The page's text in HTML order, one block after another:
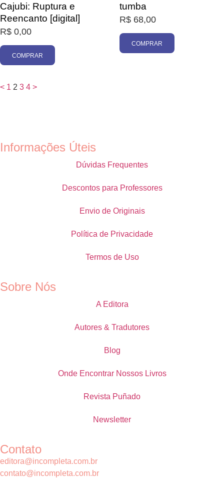
Cajubi: Ruptura e
Reencanto [digital]
R$ 0,00
COMPRAR
tumba
R$ 68,00
COMPRAR
< 1 2 3 4 >
Informações Úteis
Dúvidas Frequentes
Descontos para Professores
Envio de Originais
Política de Privacidade
Termos de Uso
Sobre Nós
A Editora
Autores & Tradutores
Blog
Onde Encontrar Nossos Livros
Revista Puñado
Newsletter
Contato
editora@incompleta.com.br
contato@incompleta.com.br